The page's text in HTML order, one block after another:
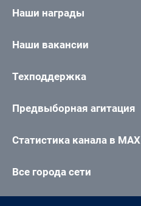
Наши награды
Наши вакансии
Техподдержка
Предвыборная агитация
Статистика канала в MAX
Все города сети